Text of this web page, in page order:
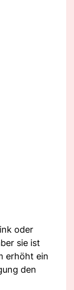
oder
sie ist
erhöht ein
den